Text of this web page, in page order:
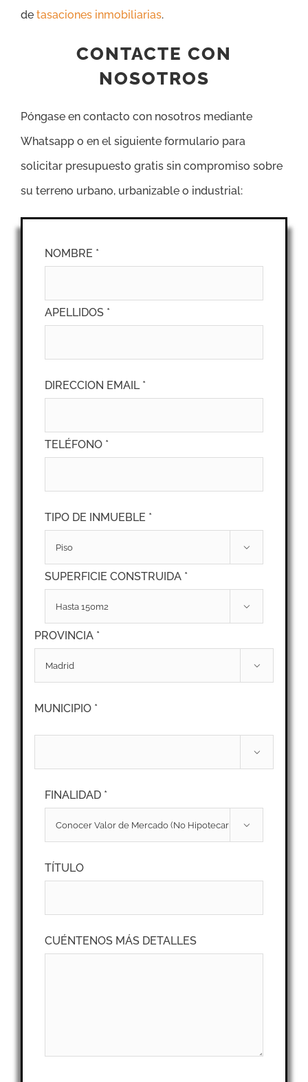
de tasaciones inmobiliarias.
CONTACTE CON
NOSOTROS
Póngase en contacto con nosotros mediante
Whatsapp o en el siguiente formulario para
solicitar presupuesto gratis sin compromiso sobre
su terreno urbano, urbanizable o industrial:
NOMBRE *
APELLIDOS *
DIRECCION EMAIL *
TELÉFONO *
TIPO DE INMUEBLE *

SUPERFICIE CONSTRUIDA *

PROVINCIA *

MUNICIPIO *

FINALIDAD *

TÍTULO
CUÉNTENOS MÁS DETALLES